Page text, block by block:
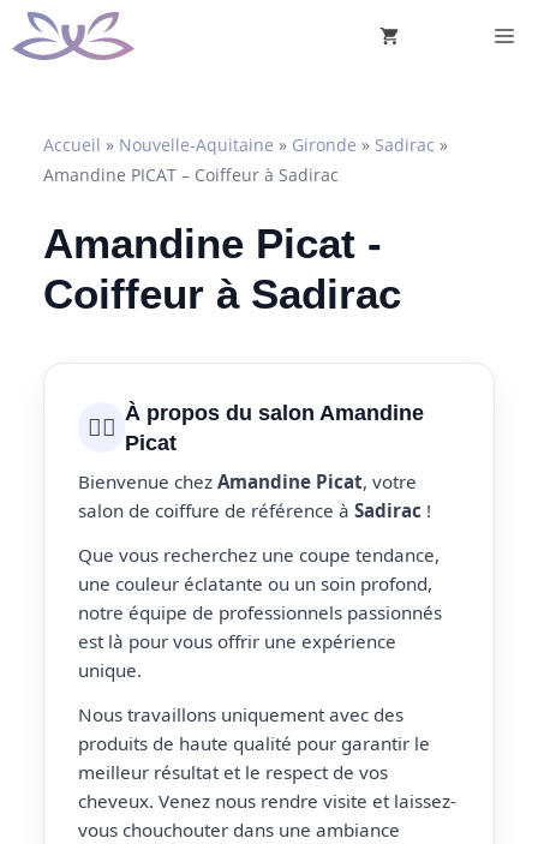
Aller
au
Accueil » Nouvelle-Aquitaine » Gironde » Sadirac »
Amandine PICAT – Coiffeur à Sadirac
Amandine Picat -
Coiffeur à Sadirac
💇‍♀️ À propos du salon Amandine
Picat
Bienvenue chez Amandine Picat, votre
salon de coiffure de référence à Sadirac !
Que vous recherchez une coupe tendance,
une couleur éclatante ou un soin profond,
notre équipe de professionnels passionnés
est là pour vous offrir une expérience
unique.
Nous travaillons uniquement avec des
produits de haute qualité pour garantir le
meilleur résultat et le respect de vos
cheveux. Venez nous rendre visite et laissez-
vous chouchouter dans une ambiance